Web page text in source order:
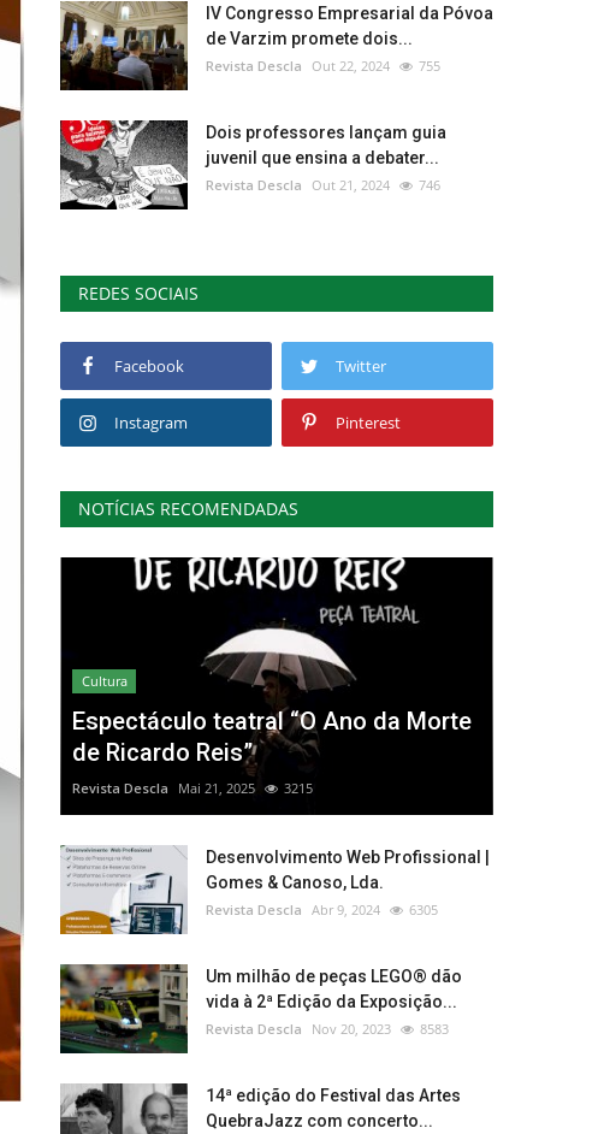
IV Congresso Empresarial da Póvoa
de Varzim promete dois...
Revista Descla Out 22, 2024 755
Dois professores lançam guia
juvenil que ensina a debater...
Revista Descla Out 21, 2024 746
REDES SOCIAIS
Facebook Twitter
Instagram Pinterest
NOTÍCIAS RECOMENDADAS
Cultura
Espectáculo teatral “O Ano da Morte
de Ricardo Reis”
Revista Descla Mai 21, 2025 3215
Desenvolvimento Web Profissional |
Gomes & Canoso, Lda.
Revista Descla Abr 9, 2024 6305
Um milhão de peças LEGO® dão
vida à 2ª Edição da Exposição...
Revista Descla Nov 20, 2023 8583
14ª edição do Festival das Artes
QuebraJazz com concerto...